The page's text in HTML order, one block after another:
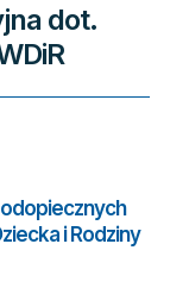
dot.
i Rodziny